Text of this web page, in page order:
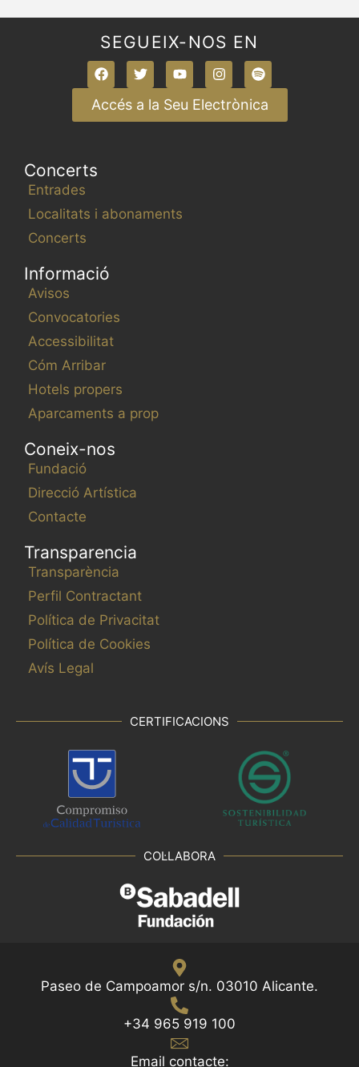
SEGUEIX-NOS EN
Accés a la Seu Electrònica
Concerts
Entrades
Localitats i abonaments
Concerts
Informació
Avisos
Convocatories
Accessibilitat
Cóm Arribar
Hotels propers
Aparcaments a prop
Coneix-nos
Fundació
Direcció Artística
Contacte
Transparencia
Transparència
Perfil Contractant
Política de Privacitat
Política de Cookies
Avís Legal
CERTIFICACIONS
COL·LABORA
Paseo de Campoamor s/n. 03010 Alicante.
+34 965 919 100
Email contacte: